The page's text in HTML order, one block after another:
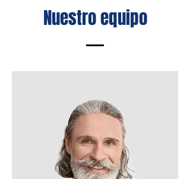
Nuestro equipo